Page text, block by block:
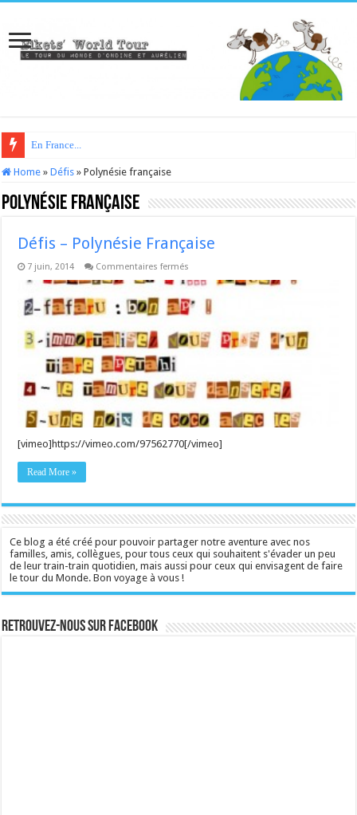
En France...
Home » Défis » Polynésie française
Polynésie française
Défis – Polynésie Française
7 juin, 2014 Commentaires fermés
–
Polynésie
Française
[vimeo]https://vimeo.com/97562770[/vimeo]
Read More »
Ce blog a été créé pour pouvoir partager notre aventure avec nos
familles, amis, collègues, pour tous ceux qui souhaitent s'évader un peu
de leur train-train quotidien, mais aussi pour ceux qui envisagent de faire
le tour du Monde. Bon voyage à vous !
Retrouvez-nous sur Facebook